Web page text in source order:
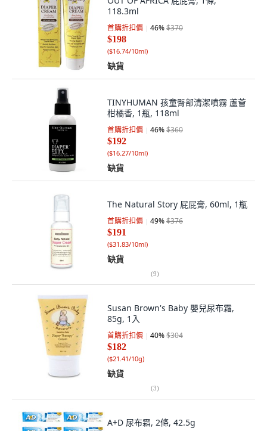
118.3ml
首購折扣價 46%$370
$198
($16.74/10ml)
缺貨
TINYHUMAN 孩童臀部清潔噴霧 蘆薈
柑橘香, 1瓶, 118ml
首購折扣價 46%$360
$192
($16.27/10ml)
缺貨
The Natural Story 屁屁膏, 60ml, 1瓶
首購折扣價 49%$376
$191
($31.83/10ml)
缺貨
(9)
Susan Brown's Baby 嬰兒尿布霜,
85g, 1入
首購折扣價 40%$304
$182
($21.41/10g)
缺貨
(3)
A+D 尿布霜, 2條, 42.5g